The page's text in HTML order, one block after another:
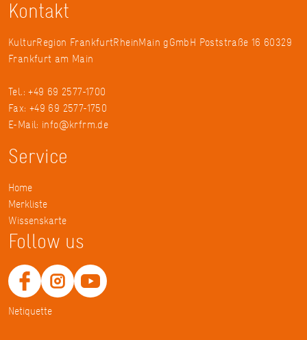
Kontakt
KulturRegion FrankfurtRheinMain gGmbH Poststraße 16 60329
Frankfurt am Main
Tel.: +49 69 2577-1700
Fax: +49 69 2577-1750
E-Mail: info@krfrm.de
Service
Home
Merkliste
Wissenskarte
Follow us
Netiquette